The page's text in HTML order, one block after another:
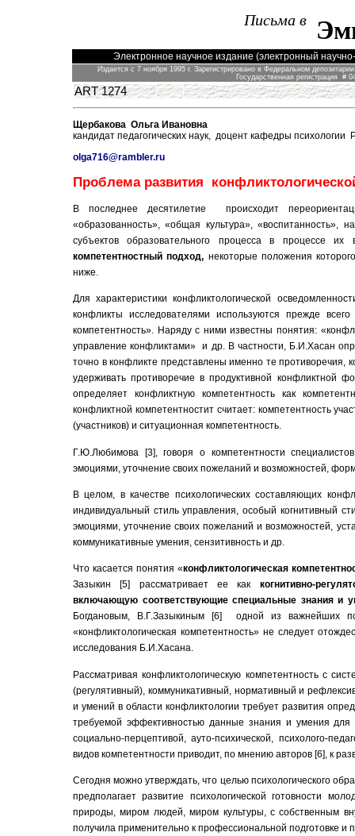
Письма в
Электронное научное издание (электронный
Издается с 7 ноября 1995 г. Зарегистрированов Федеральном
Государственная регистрация #
ART 1274
Щербакова Ольга Ивановна
кандидат педагогических наук, доцент кафедры
olga716@rambler.ru
Проблема развития
В последнее десятилетие происходит
«образованность», «общая культура», «воспитанность»,
субъектов образовательного процесса в процессе
компетентностный подход, некоторые положения
ниже.
Для характеристики конфликтологической
конфликты исследователями используются прежде
компетентность». Наряду с ними известны понятия:
управление конфликтами» и др. В частности, Б.И.Хасан
точно в конфликте представлены именно те
удерживать противоречие в продуктивной конфликтной
определяет конфликтную компетентность как
конфликтной компетентностит считает: компетентность
(участников) и ситуационная компетентность.
Г.Ю.Любимова [3], говоря о компетентности
эмоциями, уточнение своих пожеланий и возможностей,
В целом, в качестве психологических составляющих
индивидуальный стиль управления, особый когнитивный
эмоциями, уточнение своих пожеланий и возможностей,
коммуникативные умения, сензитивность и др.
Что касается понятия «конфликтологическая
Зазыкин [5] рассматривает ее как когнитивно-
включающую соответствующие специальные знания и
Богдановым, В.Г.Зазыкиным [6] одной из важнейших
«конфликтологическая компетентность» не следует
исследования Б.И.Хасана.
Рассматривая конфликтологическую компетентность с
(регулятивный), коммуникативный, нормативный и
и умений в области конфликтологии требует развития
требуемой эффективностью данные знания и умения для
социально-перцептивой, ауто-психической, психолого-
видов компетентности приводит, по мнению авторов [6], к
Сегодня можно утверждать, что целью психологического
предполагает развитие психологической готовности
природы, миром людей, миром культуры, с собственным
получила применительно к профессиональной подготовке